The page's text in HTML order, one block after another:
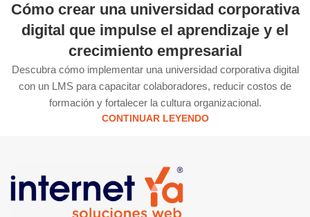
Cómo crear una universidad corporativa
digital que impulse el aprendizaje y el
crecimiento empresarial
Descubra cómo implementar una universidad corporativa digital
con un LMS para capacitar colaboradores, reducir costos de
formación y fortalecer la cultura organizacional.
CONTINUAR LEYENDO